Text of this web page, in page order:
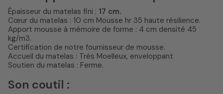
Épaisseur du matelas fini : 17 cm.
Cœur du matelas : 10 cm Mousse hr 35 haute résilience.
Apport mousse à mémoire de forme : 4 cm densité 45
kg/m3.
Certification de notre fournisseur de mousse.
Accueil du matelas : Très Moelleux, enveloppant
Soutien du matelas : Ferme.
Son coutil :